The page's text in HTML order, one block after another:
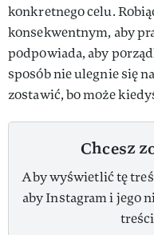
konkretnego celu.
konsekwentnym, aby
podpowiada, aby
sposób nie ulegnie się
zostawić, bo może
Chcesz
Aby wyświetlić tę
aby Instagram i jego